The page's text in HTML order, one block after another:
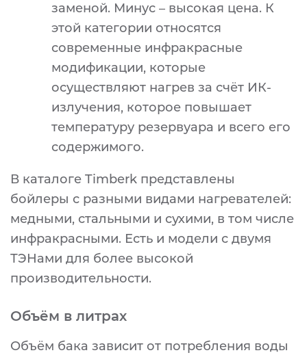
заменой. Минус – высокая цена. К
этой категории относятся
современные инфракрасные
модификации, которые
осуществляют нагрев за счёт ИК-
излучения, которое повышает
температуру резервуара и всего его
содержимого.
В каталоге Timberk представлены
бойлеры с разными видами нагревателей:
медными, стальными и сухими, в том числе
инфракрасными. Есть и модели с двумя
ТЭНами для более высокой
производительности.
Объём в литрах
Объём бака зависит от потребления воды